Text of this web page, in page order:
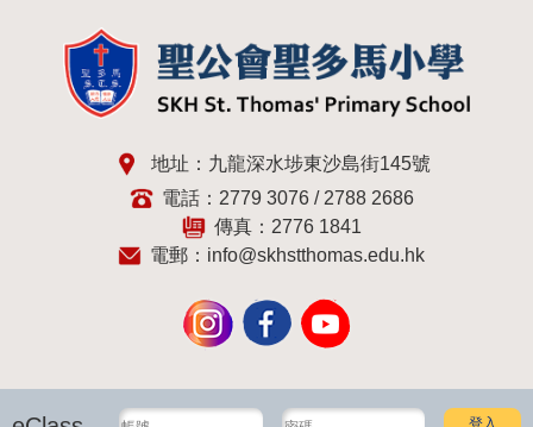
地址：九龍深水埗東沙島街145號
電話：2779 3076 / 2788 2686
傳真：2776 1841
電郵： info@skhstthomas.edu.hk